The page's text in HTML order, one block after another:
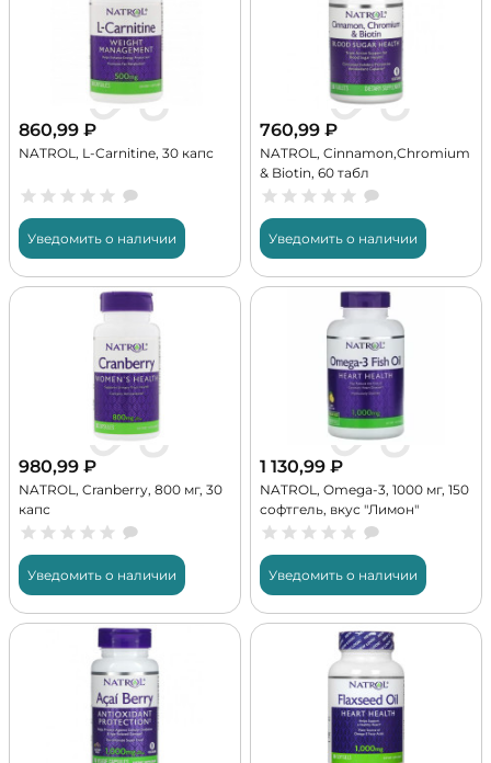
860,99 ₽
NATROL, L-Carnitine, 30 капс
Уведомить о наличии
760,99 ₽
NATROL, Cinnamon,Chromium
& Biotin, 60 табл
Уведомить о наличии
980,99 ₽
NATROL, Cranberry, 800 мг, 30
капс
Уведомить о наличии
1 130,99 ₽
NATROL, Omega-3, 1000 мг, 150
софтгель, вкус "Лимон"
Уведомить о наличии